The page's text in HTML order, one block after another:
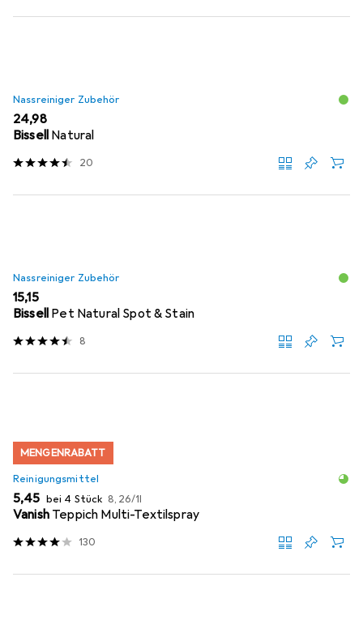
Nassreiniger Zubehör
EUR
24,98
Bissell Natural
20
Nassreiniger Zubehör
EUR
15,15
Bissell Pet Natural Spot & Stain
8
MENGENRABATT
Reinigungsmittel
EUR
5,45 bei 4 Stück EUR
8,26/1l
Vanish Teppich Multi-Textilspray
130